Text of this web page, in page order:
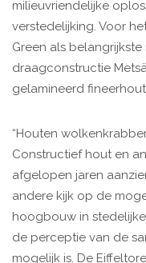
milieuvriendelijke
verstedelijking. Voor
Green als
draagconstructie
gelamineerd
“Houten
Constructief hout en
afgelopen jaren
andere kijk op de
hoogbouw in
de perceptie van de
mogelijk is. De